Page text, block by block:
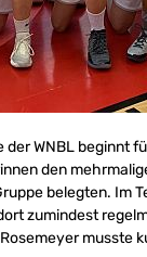
WNBL beginnt
den
belegten. Im
zumindest